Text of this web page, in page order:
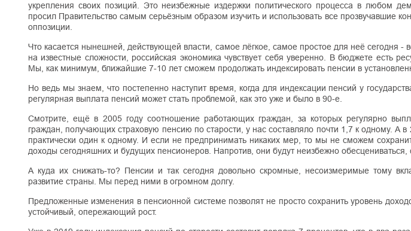
укрепления своих позиций. Это неизбежные издержки политического процесса в любом
просил Правительство самым серьёзным образом изучить и использовать все прозвучавшие
оппозиции.
Что касается нынешней, действующей власти, самое лёгкое, самое простое для неё сегодня -
на известные сложности, российская экономика чувствует себя уверенно. В бюджете есть
Мы, как минимум, ближайшие 7-10 лет сможем продолжать индексировать пенсии в
Но ведь мы знаем, что постепенно наступит время, когда для индексации пенсий у
регулярная выплата пенсий может стать проблемой, как это уже и было в 90-е.
Смотрите, ещё в 2005 году соотношение работающих граждан, за которых регулярно
граждан, получающих страховую пенсию по старости, у нас составляло почти 1,7 к одному. А
практически один к одному. И если не предпринимать никаких мер, то мы не сможем
доходы сегодняшних и будущих пенсионеров. Напротив, они будут неизбежно обесцениваться,
А куда их снижать-то? Пенсии и так сегодня довольно скромные, несоизмеримые тому
развитие страны. Мы перед ними в огромном долгу.
Предложенные изменения в пенсионной системе позволят не просто сохранить уровень
устойчивый, опережающий рост.